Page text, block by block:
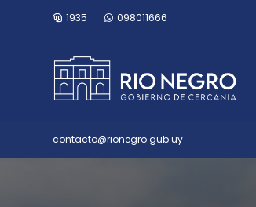
1935 098011666
contacto@rionegro.gub.uy